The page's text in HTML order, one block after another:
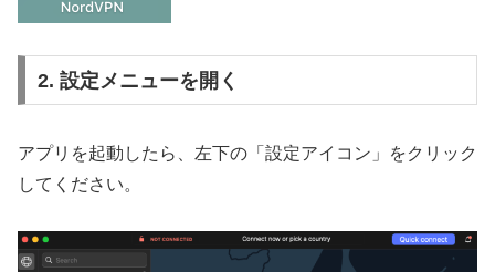
2. 設定メニューを開く
アプリを起動したら、左下の「設定アイコン」をクリック
してください。